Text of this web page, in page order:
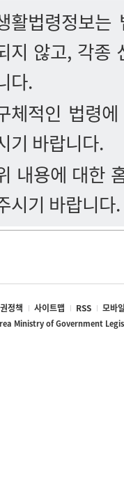
활법령정보
지 않고, 각종
다.
체적인 법령
기 바랍니다.
내용에 대한
시기 바랍니다.
정책 사이트맵 RSS 모바
Ministry of Government